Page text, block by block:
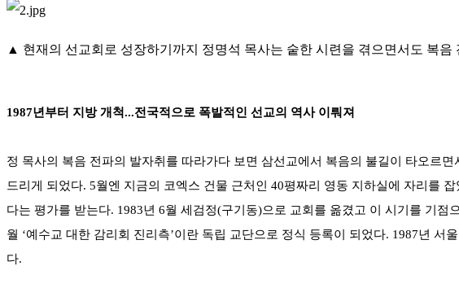
▲ 현재의 선교회로 성장하기까지 정명석 목사는 숱한 시련을 겪으면서도 복
1987년부터 지방 개척...전국적으로 폭발적인 선교의 역사 이뤄져
정 목사의 복음 전파의 발자취를 따라가다 보면 삼선교에서 복음의 불길이 타오르
드리게 되었다. 5월엔 지금의 코엑스 건물 근처인 40평짜리 영동 지하실에 자리를
다는 평가를 받는다. 1983년 6월 세검정(구기동)으로 교회를 옮겼고 이 시기를 기
월 ‘예수교 대한 감리회 진리측’이란 독립 교단으로 정식 등록이 되었다. 1987년
다.